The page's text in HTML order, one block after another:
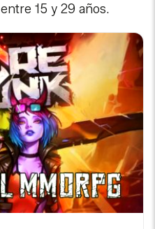
15 y 29 años.